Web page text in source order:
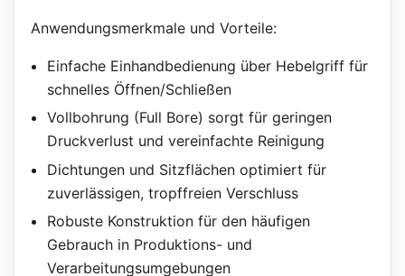
Anwendungsmerkmale und Vorteile:
Einfache Einhandbedienung über Hebelgriff für
schnelles Öffnen/Schließen
Vollbohrung (Full Bore) sorgt für geringen
Druckverlust und vereinfachte Reinigung
Dichtungen und Sitzflächen optimiert für
zuverlässigen, tropffreien Verschluss
Robuste Konstruktion für den häufigen
Gebrauch in Produktions- und
Verarbeitungsumgebungen